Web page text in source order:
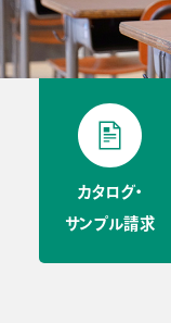
カタログ・
サンプル請求